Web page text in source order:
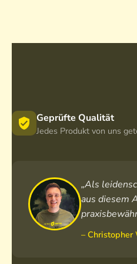
Geprüfte Qualität
Jedes Produkt von uns
„Als
aus diesem
– Christopher